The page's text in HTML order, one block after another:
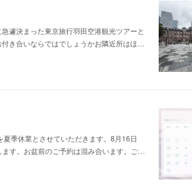
遽決まった東京旅行羽田空港観光ツアーと
き合いならではでしょうかお隣近所はほ…
季休業とさせていただきます。8月16日
す。お盆前のご予約は混み合います。ご…